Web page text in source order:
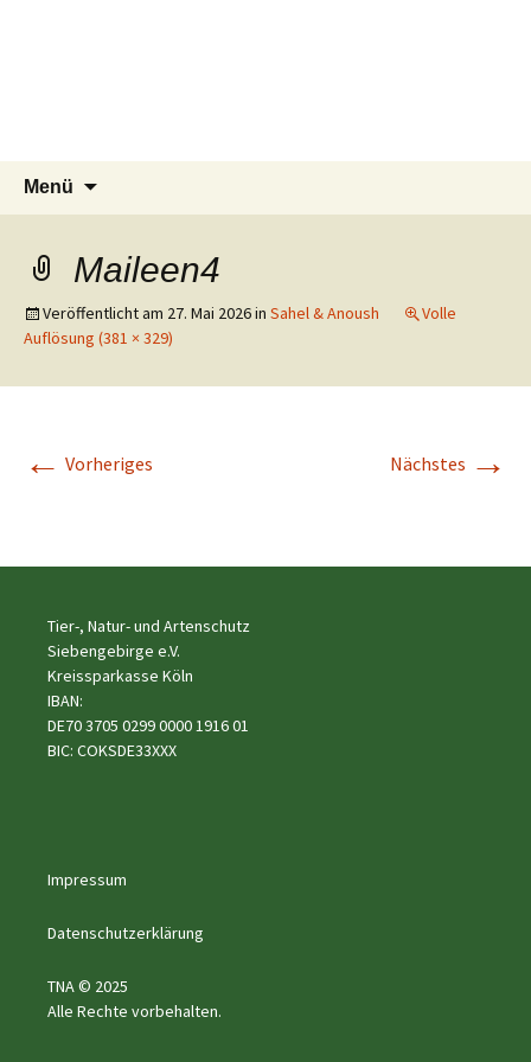
Tier Natur und Artenschutz
Siebengebirge e.V.
Tierschutzverein seit 1985 im
Siebengebirge – Orscheider
Menü
Maileen4
Veröffentlicht am 27. Mai 2026in Sahel & Anoush
Volle
Auflösung (381 × 329)
← Vorheriges Nächstes →
Tier-, Natur- und Artenschutz
Siebengebirge e.V.
Kreissparkasse Köln
IBAN:
DE70 3705 0299 0000 1916 01
BIC: COKSDE33XXX
Impressum
Datenschutzerklärung
TNA © 2025
Alle Rechte vorbehalten.